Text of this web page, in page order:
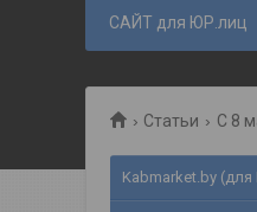
САЙТ для ЮР.лиц
Статьи С 8
Kabmarket.by